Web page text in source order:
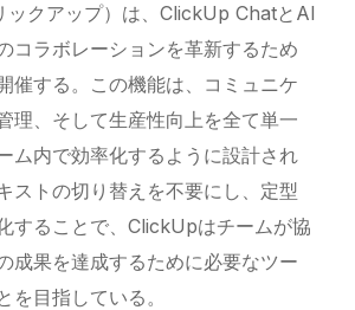
ックアップ）は、ClickUp ChatとAI
コラボレーションを革新するため
催する。この機能は、コミュニケ
理、そして生産性向上を全て単一
ム内で効率化するように設計され
ストの切り替えを不要にし、定型
することで、ClickUpはチームが協
成果を達成するために必要なツー
を目指している。